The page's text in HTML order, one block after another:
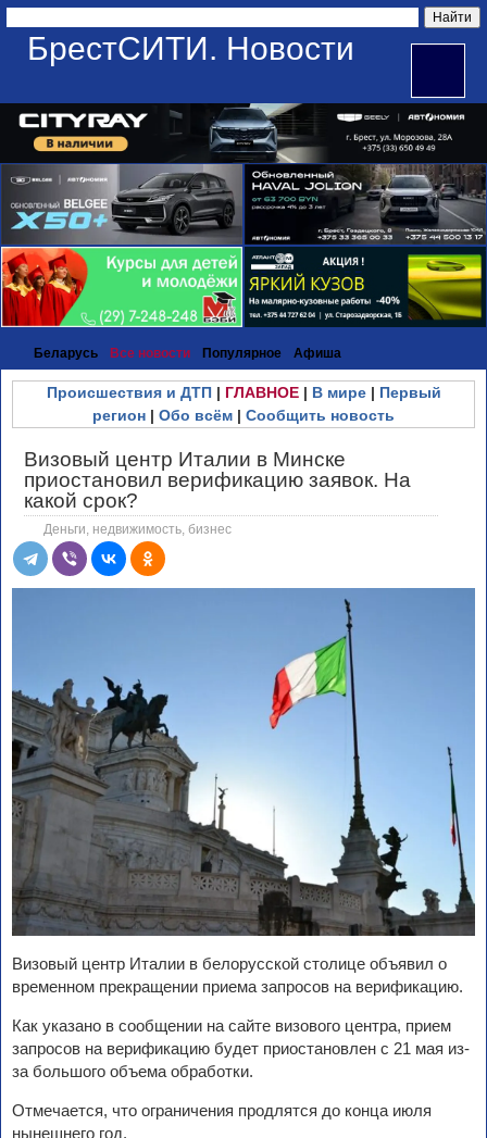
БрестСИТИ. Новости
Беларусь Все новости Популярное Афиша
Происшествия и ДТП| ГЛАВНОЕ| В мире| Первый
регион | Обо всём | Сообщить новость
Визовый центр Италии в Минске
приостановил верификацию заявок. На
какой срок?
Деньги, недвижимость, бизнес
Визовый центр Италии в белорусской столице объявил о
временном прекращении приема запросов на верификацию.
Как указано в сообщении на сайте визового центра, прием
запросов на верификацию будет приостановлен с 21 мая из-
за большого объема обработки.
Отмечается, что ограничения продлятся до конца июля
нынешнего год.